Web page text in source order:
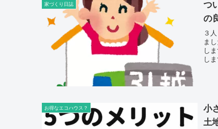
家づくり日誌
つ
の
３
ま
し
し
お得なエコハウス？
小
土